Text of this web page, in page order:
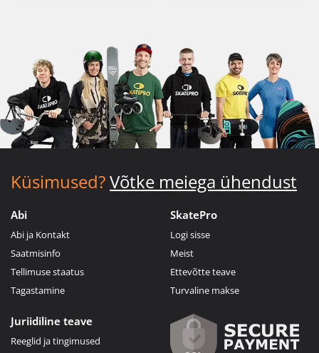
Küsimused?Võtke meiega ühendust
Abi
Abi ja Kontakt
Saatmisinfo
Tellimuse staatus
Tagastamine
SkatePro
Logi sisse
Meist
Ettevõtte teave
Turvaline makse
Juriidiline teave
Reeglid ja tingimused